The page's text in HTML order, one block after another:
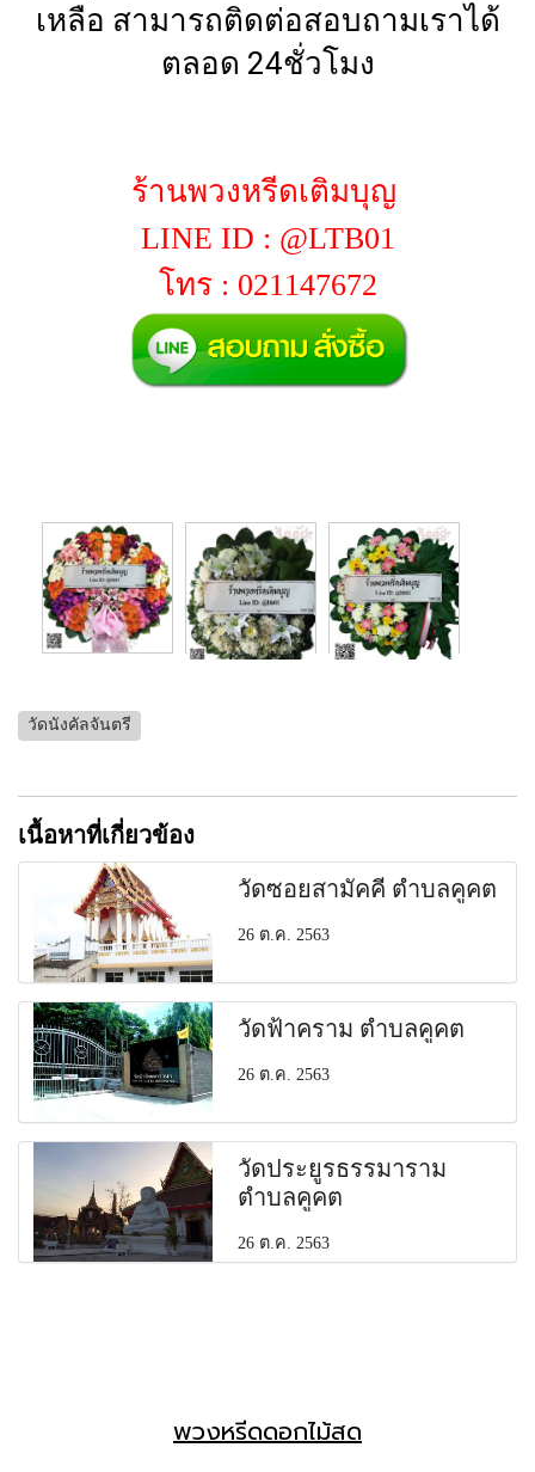
เหลือ สามารถติดต่อสอบถามเราได้
ตลอด 24ชั่วโมง
ร้านพวงหรีดเติมบุญ
LINE ID : @LTB01
โทร : 021147672
วัดนังคัลจันตรี
เนื้อหาที่เกี่ยวข้อง
วัดซอยสามัคคี ตำบลคูคต
26 ต.ค. 2563
วัดฟ้าคราม ตำบลคูคต
26 ต.ค. 2563
วัดประยูรธรรมาราม
ตำบลคูคต
26 ต.ค. 2563
พวงหรีดดอกไม้สด